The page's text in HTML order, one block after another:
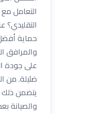
والصيانة